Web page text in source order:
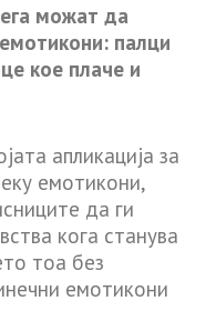
можат да
палци
кое плаче и
апликација за
емотикони,
да ги
кога станува
тоа без
емотикони